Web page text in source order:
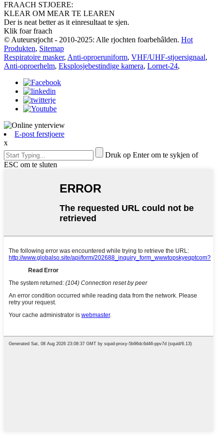
FRAACH STJOERE:
KLEAR OM MEAR TE LEAREN
Der is neat better as it einresultaat te sjen.
Klik foar fraach
© Auteursrjocht - 2010-2025: Alle rjochten foarbehâlden. Hot
Produkten, Sitemap
Respiratoire masker, Anti-oproeruniform, VHF/UHF-stjoersignaal,
Anti-oproerhelm, Eksplosjebestindige kamera, Lornet-24,
E-post ferstjoere
x
Druk op Enter om te sykjen of
ESC om te sluten